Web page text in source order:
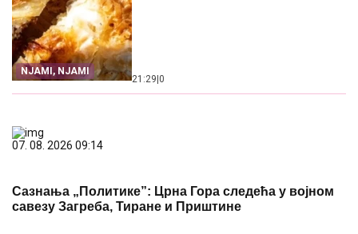
NJAMI, NJAMI
21:29 0
07. 08. 2026 09:14
Сазнања „Политике”: Црна Гора следећа у војном
савезу Загреба, Тиране и Приштине